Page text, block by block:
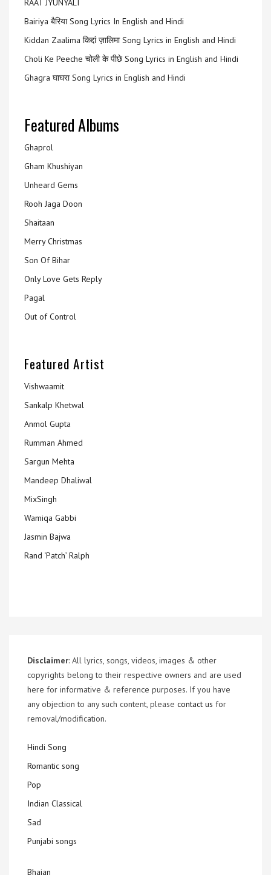
RAAT JYUNYALI
Bairiya बैरिया Song Lyrics In English and Hindi
Kiddan Zaalima किद्दां ज़ालिमा Song Lyrics in English and Hindi
Choli Ke Peeche चोली के पीछे Song Lyrics in English and Hindi
Ghagra घाघरा Song Lyrics in English and Hindi
Featured Albums
Ghaprol
Gham Khushiyan
Unheard Gems
Rooh Jaga Doon
Shaitaan
Merry Christmas
Son Of Bihar
Only Love Gets Reply
Pagal
Out of Control
Featured Artist
Vishwaamit
Sankalp Khetwal
Anmol Gupta
Rumman Ahmed
Sargun Mehta
Mandeep Dhaliwal
MixSingh
Wamiqa Gabbi
Jasmin Bajwa
Rand ‘Patch’ Ralph
Disclaimer: All lyrics, songs, videos, images & other
copyrights belong to their respective owners and are used
here for informative & reference purposes. If you have
any objection to any such content, please contact us for
removal/modification.
Hindi Song
Romantic song
Pop
Indian Classical
Sad
Punjabi songs
Bhajan